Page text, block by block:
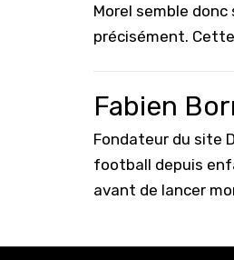
Morel semble
précisément.
Fabien
Fondateur du site
football depuis
avant de lancer